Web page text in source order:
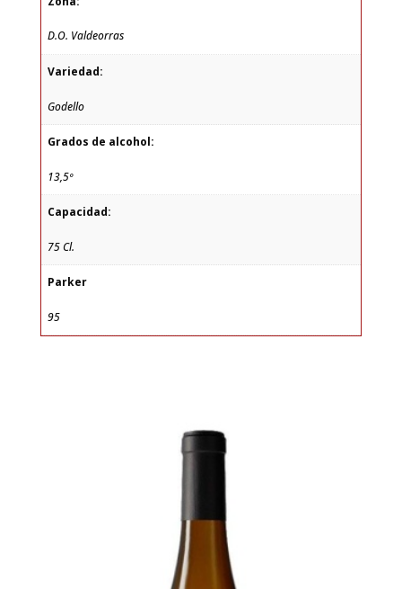
D.O. Valdeorras
Variedad:
Godello
Grados de alcohol:
13,5º
Capacidad:
75 Cl.
Parker
95